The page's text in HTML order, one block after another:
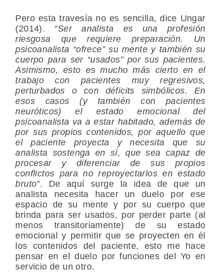
Pero esta travesía no es sencilla, dice Ungar
(2014). “Ser analista es una profesión
riesgosa que requiere preparación. Un
psicoanalista “ofrece” su mente y también su
cuerpo para ser “usados” por sus pacientes.
Asimismo, esto es mucho más cierto en el
trabajo con pacientes muy regresivos,
perturbados o con déficits simbólicos. En
esos casos (y también con pacientes
neuróticos) el estado emocional del
psicoanalista va a estar habitado, además de
por sus propios contenidos, por aquello que
el paciente proyecta y necesita que su
analista sostenga en sí, que sea capaz de
procesar y diferenciar de sus propios
conflictos para no reproyectarlos en estado
bruto”. De aquí surge la idea de que un
analista necesita hacer un duelo por ese
espacio de su mente y por su cuerpo que
brinda para ser usados, por perder parte (al
menos transitoriamente) de su estado
emocional y permitir que se proyecten en él
los contenidos del paciente, esto me hace
pensar en el duelo por funciones del Yo en
servicio de un otro.